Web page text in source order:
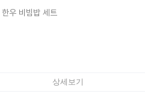
우 비빔밥 세트
상세보기